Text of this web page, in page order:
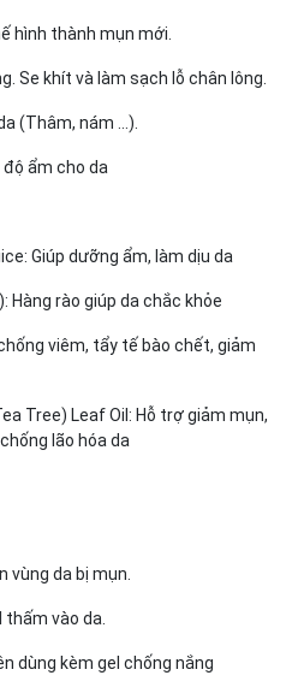
hình thành mụn mới.
Se khít và làm sạch lỗ chân lông.
(Thâm, nám …).
độ ẩm cho da
Giúp dưỡng ẩm, làm dịu da
Hàng rào giúp da chắc khỏe
viêm, tẩy tế bào chết, giảm
Tree) Leaf Oil: Hỗ trợ giảm mụn,
lão hóa da
vùng da bị mụn.
vào da.
dùng kèm gel chống nắng